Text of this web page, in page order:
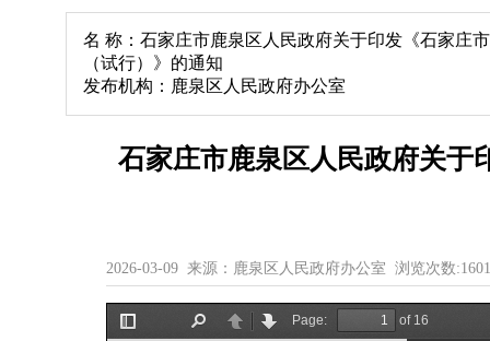
名 称：石家庄市鹿泉区人民政府关于印发《石家庄
（试行）》的通知
发布机构：鹿泉区人民政府办公室
石家庄市鹿泉区人民政府关于
2026-03-09 来源：鹿泉区人民政府办公室 浏览次数:1601